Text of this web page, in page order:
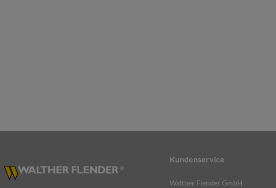
Kundenservice
Walther Flender GmbH